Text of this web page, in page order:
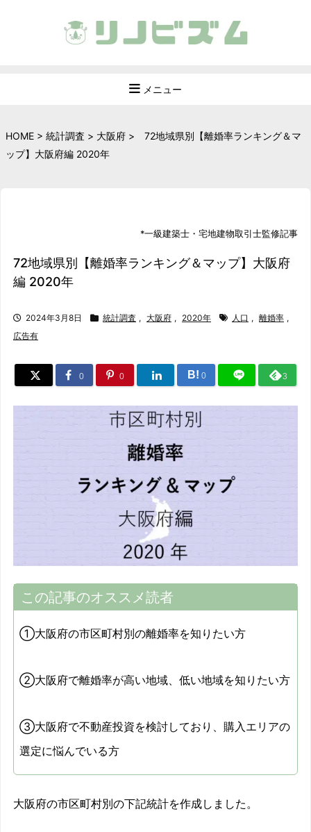
メニュー
HOME > 統計調査 > 大阪府 >
72地域県別【離婚率ランキング＆マ
ップ】大阪府編 2020年
*一級建築士 ・ 宅地建物取引士監修記事
72地域県別【離婚率ランキング＆マップ】大阪府
編 2020年
2024年3月8日 統計調査 , 大阪府 , 2020年 人口 , 離婚率 ,
広告有
0 0 B! 0 3
この記事のオススメ読者
①大阪府の市区町村別の離婚率を知りたい方
②大阪府で離婚率が高い地域、低い地域を知りたい方
③大阪府で不動産投資を検討しており、購入エリアの
選定に悩んでいる方
大阪府の市区町村別の下記統計を作成しました。